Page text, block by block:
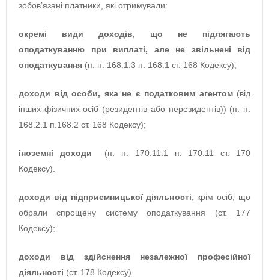
зобовʼязані платники, які отримували:
окремі види доходів, що не підлягають
оподаткуванню при виплаті, але не звільнені від
оподаткування (п. п. 168.1.3 п. 168.1 ст. 168 Кодексу);
доходи від особи, яка не є податковим агентом(від
інших фізичних осіб (резидентів або нерезидентів)) (п. п.
168.2.1 п.168.2 ст. 168 Кодексу);
іноземні доходи (п. п. 170.11.1 п. 170.11 ст. 170
Кодексу).
доходи від підприємницької діяльності, крім осіб, що
обрали спрощену систему оподаткування (ст. 177
Кодексу);
доходи від здійснення незалежної професійної
діяльності (ст. 178 Кодексу).